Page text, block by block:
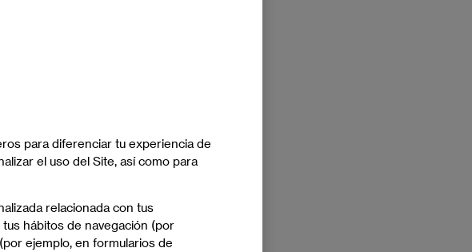
para diferenciar tu experiencia de
el uso del Site, así como para
relacionada con tus
hábitos de navegación (por
ejemplo, en formularios de